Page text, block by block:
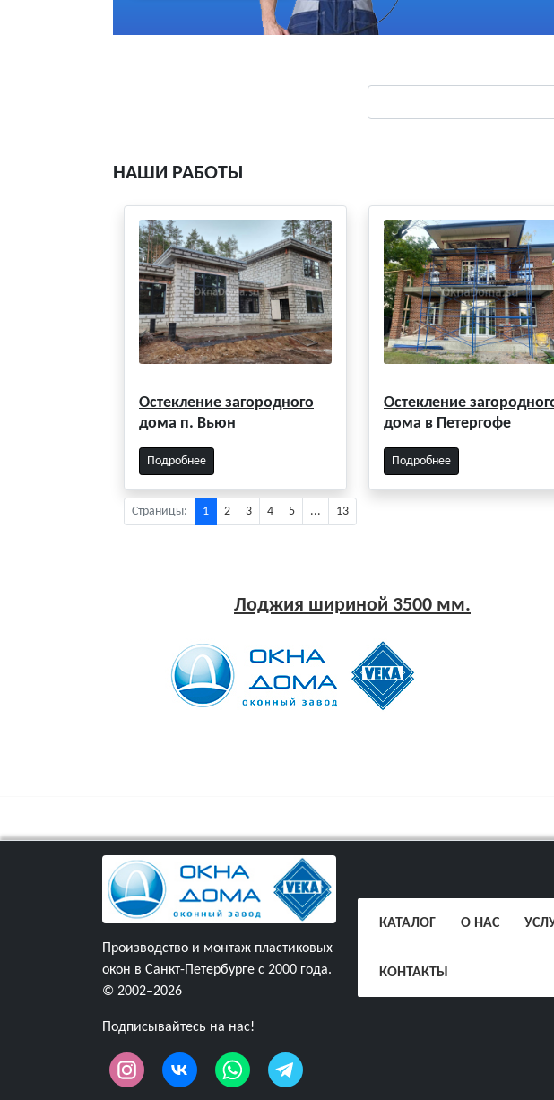
НАШИ РАБОТЫ
Остекление загородного
дома п. Вьюн
Подробнее
Остекление
дома в Петергофе
Подробнее
Страницы: 1 2 3 4 5 ... 13
Лоджия шириной 3500 мм.
Производство и монтаж пластиковых
окон в Санкт-Петербурге с 2000 года.
© 2002–2026
Подписывайтесь на нас!
КАТАЛОГ О НАС
КОНТАКТЫ